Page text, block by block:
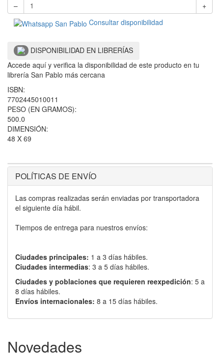
–
+
Consultar disponibilidad
DISPONIBILIDAD EN LIBRERÍAS
Accede aquí y verifica la disponibilidad de este producto en tu
librería San Pablo más cercana
ISBN:
7702445010011
PESO (EN GRAMOS):
500.0
DIMENSIÓN:
48 X 69
POLÍTICAS DE ENVÍO
Las compras realizadas serán enviadas por transportadora
el siguiente día hábil.
Tiempos de entrega para nuestros envíos:
Ciudades principales: 1 a 3 días hábiles.
Ciudades intermedias: 3 a 5 días hábiles.
Ciudades y poblaciones que requieren reexpedición: 5 a
8 días hábiles.
Envíos internacionales: 8 a 15 días hábiles.
Novedades